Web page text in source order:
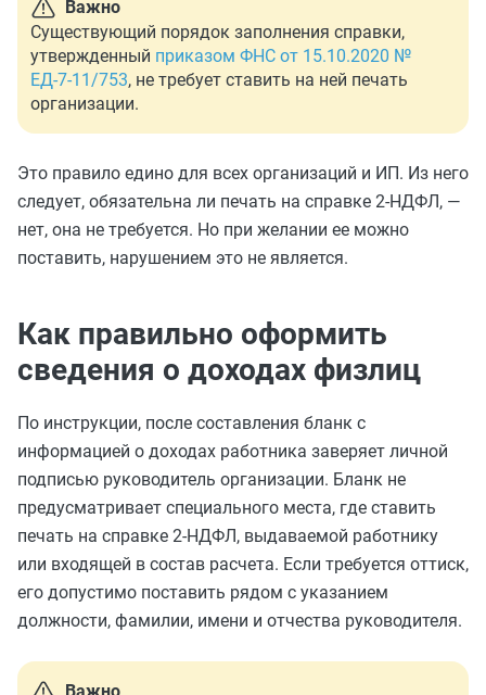
Важно
Существующий порядок заполнения справки,
утвержденный приказом ФНС от 15.10.2020 №
ЕД-7-11/753, не требует ставить на ней печать
организации.
Это правило едино для всех организаций и ИП. Из него
следует, обязательна ли печать на справке 2-НДФЛ, —
нет, она не требуется. Но при желании ее можно
поставить, нарушением это не является.
Как правильно оформить
сведения о доходах физлиц
По инструкции, после составления бланк с
информацией о доходах работника заверяет личной
подписью руководитель организации. Бланк не
предусматривает специального места, где ставить
печать на справке 2-НДФЛ, выдаваемой работнику
или входящей в состав расчета. Если требуется оттиск,
его допустимо поставить рядом с указанием
должности, фамилии, имени и отчества руководителя.